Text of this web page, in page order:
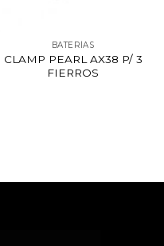
BATERÍAS
CLAMP PEARL AX38 P/ 3
FIERROS